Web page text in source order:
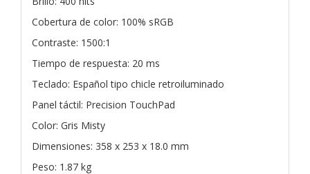
Cobertura de color: 100% sRGB
Contraste: 1500:1
Tiempo de respuesta: 20 ms
Teclado: Español tipo chicle retroiluminado
Panel táctil: Precision TouchPad
Color: Gris Misty
Dimensiones: 358 x 253 x 18.0 mm
Peso: 1.87 kg